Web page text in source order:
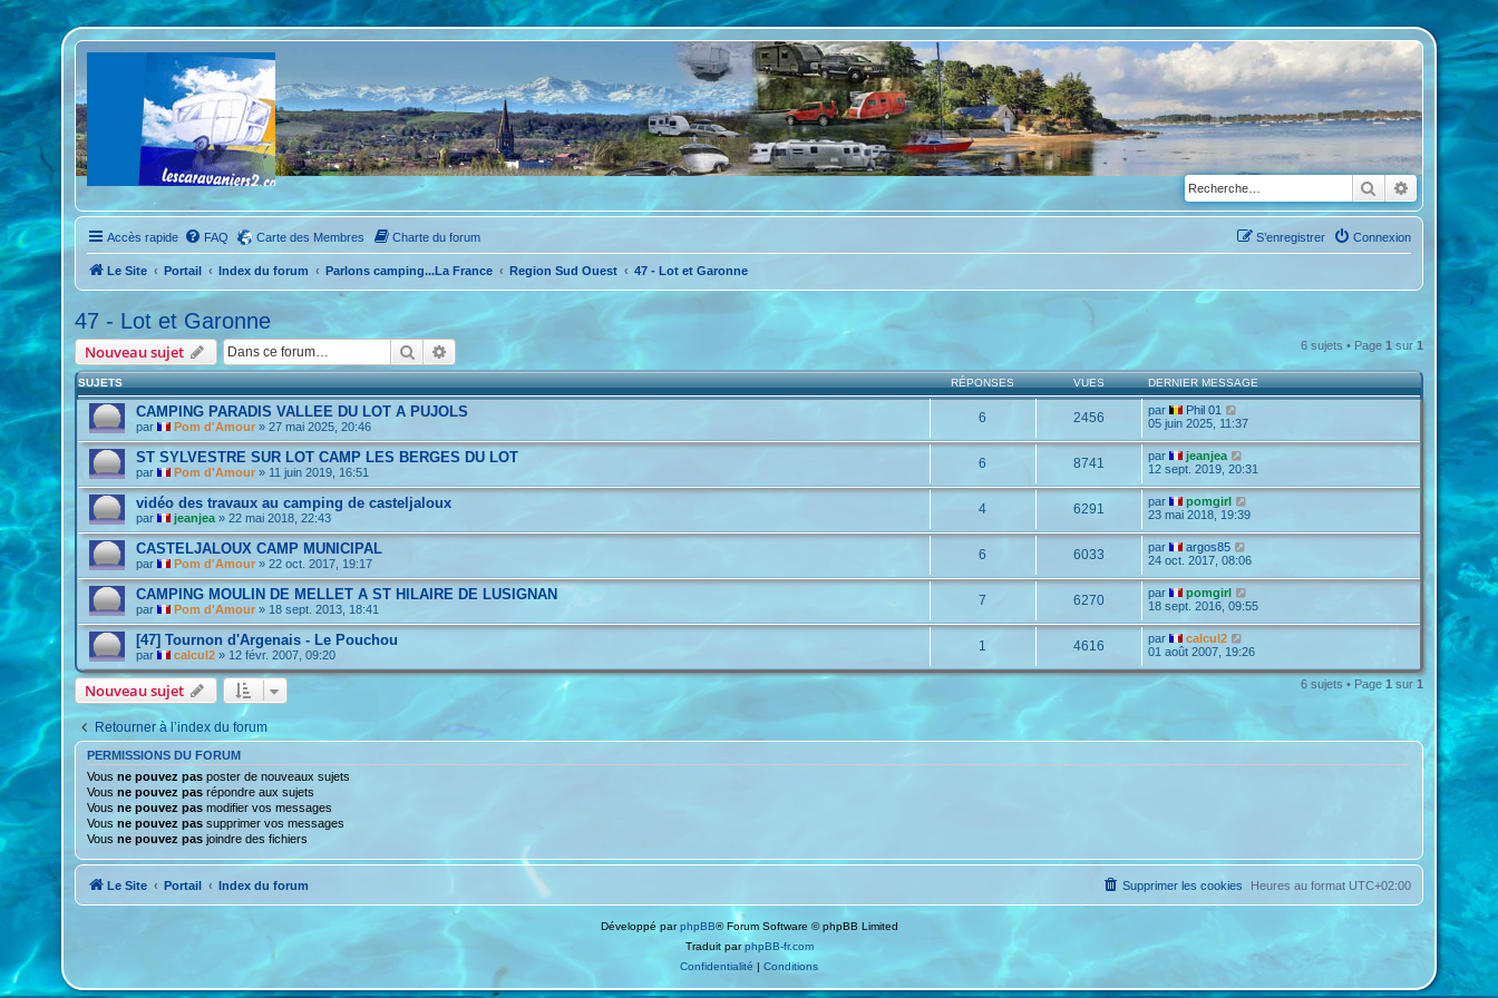
Rechercher
Accès rapide FAQ Carte des Membres Charte du forum Connexion
S’enregistrer
Le Site Portail Index du forum Parlons camping...La France Region Sud Ouest 47 - Lot et Garonne
47 - Lot et Garonne
Nouveau sujet Rechercher 6 sujets • Page 1 sur1
SUJETS RÉPONSES VUES DERNIER MESSAGE
CAMPING PARADIS VALLEE DU LOT A PUJOLS
par Pom d'Amour »27 mai 2025, 20:46
6 2456 par
Phil 01
05 juin 2025, 11:37
ST SYLVESTRE SUR LOT CAMP LES BERGES DU LOT
par Pom d'Amour » 11 juin 2019, 16:51
6 8741 par
jeanjea
12 sept. 2019, 20:31
vidéo des travaux au camping de casteljaloux
par jeanjea »22 mai 2018, 22:43
4 6291 par
pomgirl
23 mai 2018, 19:39
CASTELJALOUX CAMP MUNICIPAL
par Pom d'Amour »22 oct. 2017, 19:17
6 6033 par
argos85
24 oct. 2017, 08:06
CAMPING MOULIN DE MELLET A ST HILAIRE DE LUSIGNAN
par Pom d'Amour » 18 sept. 2013, 18:41
7 6270 par
pomgirl
18 sept. 2016, 09:55
[47] Tournon d'Argenais - Le Pouchou
par calcul2 » 12 févr. 2007, 09:20
1 4616 par
calcul2
01 août 2007, 19:26
Nouveau sujet 6 sujets • Page 1 sur 1
Retourner à l’index du forum
PERMISSIONS DU FORUM
Vousne pouvez pas poster de nouveaux sujets
Vousne pouvez pas répondre aux sujets
Vousne pouvez pas modifier vos messages
Vousne pouvez pas supprimer vos messages
Vousne pouvez pas joindre des fichiers
Le Site Portail Index du forum Heures au format UTC+02:00
Supprimer les cookies
Développé parphpBB® Forum Software © phpBB Limited
Traduit parphpBB-fr.com
Confidentialité | Conditions